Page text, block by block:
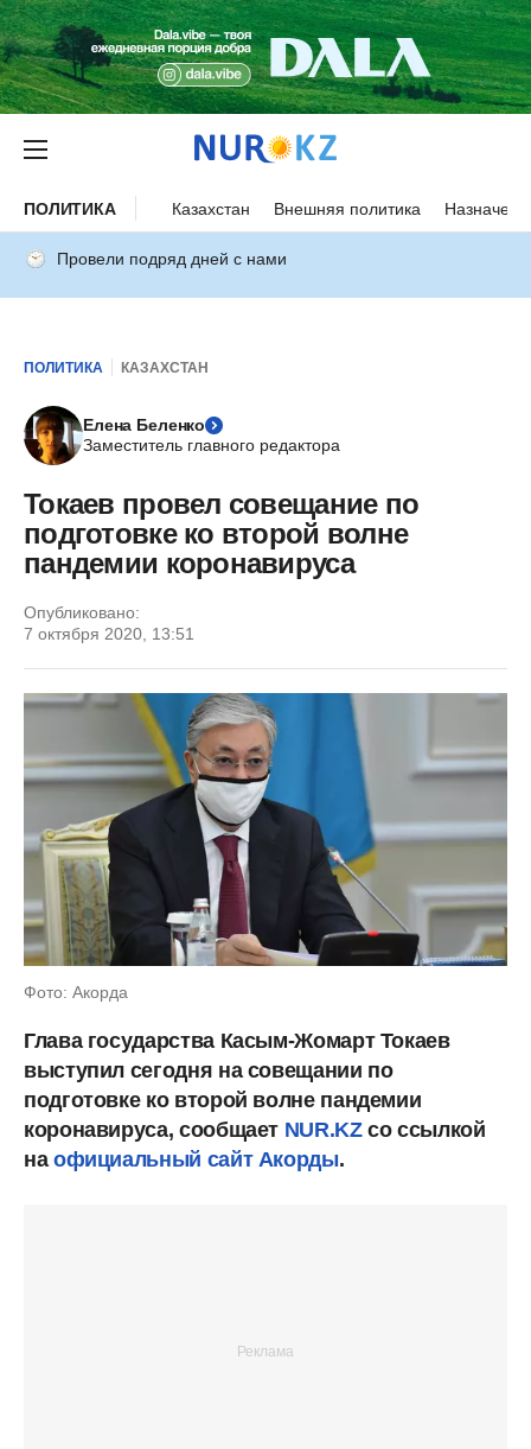
ПОЛИТИКА Казахстан Внешняя политика
Провели подряд дней с нами
ПОЛИТИКА КАЗАХСТАН
Елена Беленко
Заместитель главного редактора
Токаев провел совещание по
подготовке ко второй волне
пандемии коронавируса
Опубликовано:
7 октября 2020, 13:51
Фото: Акорда
Глава государства Касым-Жомарт Токаев
выступил сегодня на совещании по
подготовке ко второй волне пандемии
коронавируса, сообщает NUR.KZсо ссылкой
на официальный сайт Акорды.